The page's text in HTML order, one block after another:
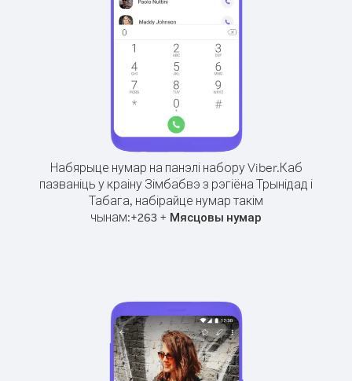
Набярыце нумар на панэлі набору Viber.Каб
пазваніць у краіну Зімбабвэ з рэгіёна Трынідад і
Табага, набірайце нумар такім
чынам:+263 + Мясцовы нумар